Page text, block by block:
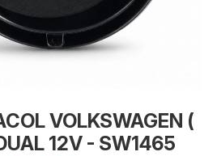
VOLKSWAGEN (
12V - SW1465